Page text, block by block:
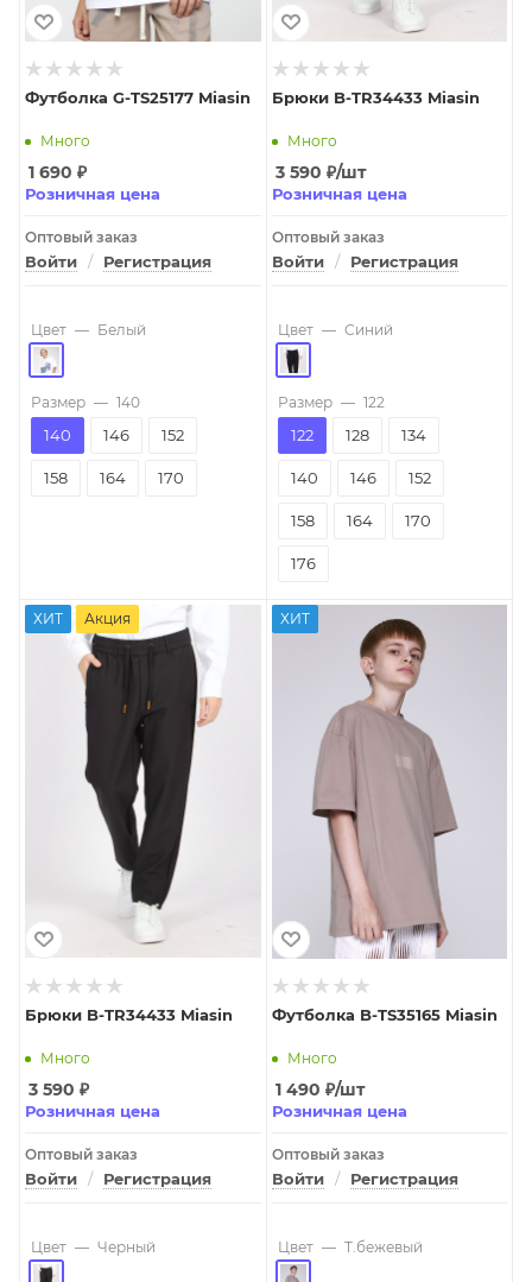
Футболка G-TS25177 Miasin
Много
1 690 ₽
Розничная цена
Оптовый заказ
Войти / Регистрация
Цвет — Белый
Размер — 140
140 146 152
158 164 170
Брюки B-TR34433 Miasin
Много
3 590 ₽/шт
Розничная цена
Оптовый заказ
Войти / Регистрация
Цвет — Синий
Размер — 122
122 128 134
140 146 152
158 164 170
176
ХИТ Акция
Брюки B-TR34433 Miasin
Много
3 590 ₽
Розничная цена
Оптовый заказ
Войти / Регистрация
Цвет — Черный
ХИТ
Футболка B-TS35165 Miasin
Много
1 490 ₽/шт
Розничная цена
Оптовый заказ
Войти / Регистрация
Цвет — T.бежевый